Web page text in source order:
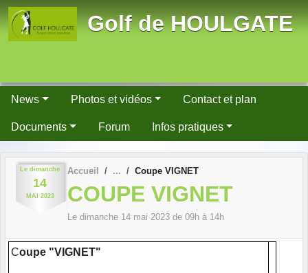
Golf de HOULGATE
News Photos et vidéos Contact et plan
Documents Forum Infos pratiques
Le dimanche
14
MAI 2023
Accueil Coupe VIGNET
COUPE VIGNET
Le dimanche 14 mai 2023 de 09h à 14h
Coupe "VIGNET"
Panneau de gestion des cookies